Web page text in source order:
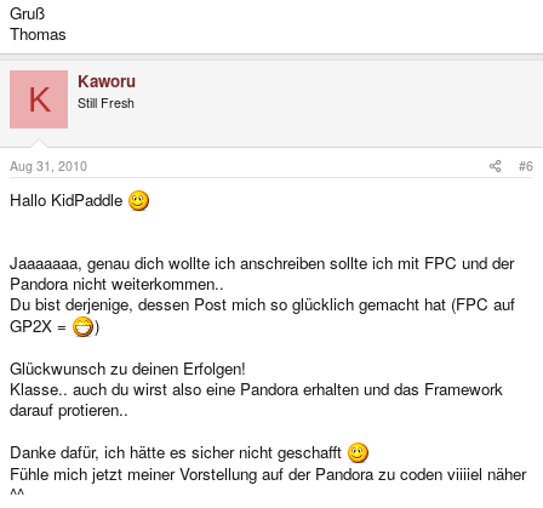
Gruß
Thomas
K Kaworu
Still Fresh
Aug 31, 2010 #6
Hallo KidPaddle
Jaaaaaaa, genau dich wollte ich anschreiben sollte ich mit FPC und der
Pandora nicht weiterkommen..
Du bist derjenige, dessen Post mich so glücklich gemacht hat (FPC auf
GP2X =
)
Glückwunsch zu deinen Erfolgen!
Klasse.. auch du wirst also eine Pandora erhalten und das Framework
darauf protieren..
Danke dafür, ich hätte es sicher nicht geschafft
Fühle mich jetzt meiner Vorstellung auf der Pandora zu coden viiiiel näher
^^